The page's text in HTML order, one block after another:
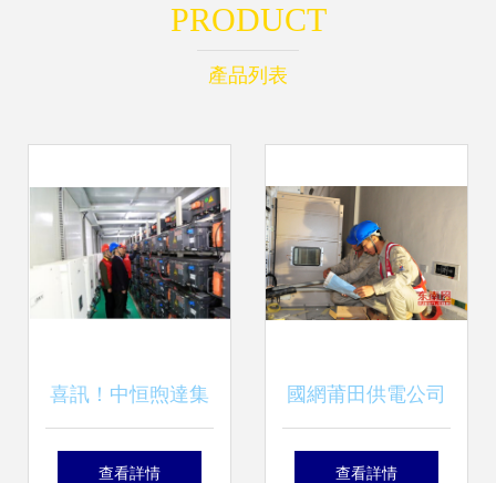
PRODUCT
產品列表
喜訊！中恒煦達集
中小型工商業儲能
查看詳情
國網莆田供電公司
提速變電站建設，
查看詳情